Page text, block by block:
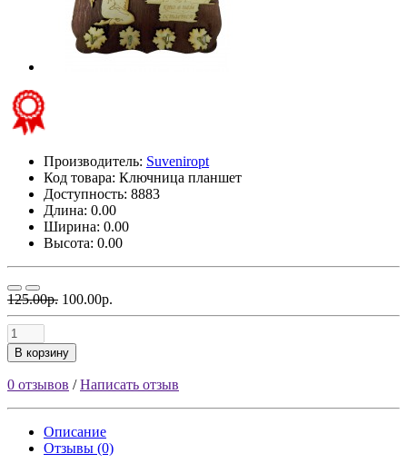
Производитель: Suveniropt
Код товара: Ключница планшет
Доступность: 8883
Длина: 0.00
Ширина: 0.00
Высота: 0.00
125.00р. 100.00р.
В корзину
0 отзывов /Написать отзыв
Описание
Отзывы (0)